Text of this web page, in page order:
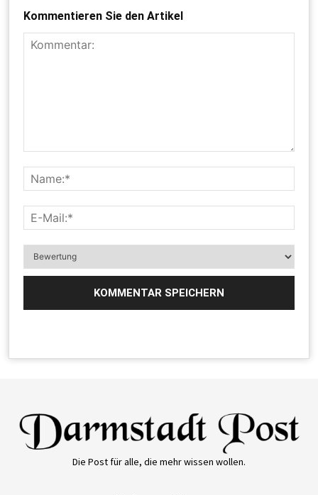
Kommentieren Sie den Artikel
Die Post für alle, die mehr wissen wollen.